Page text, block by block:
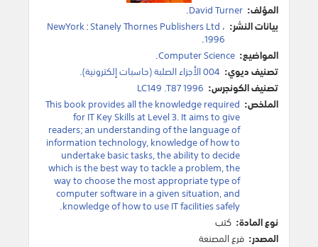
المؤلف: David Turner
.
بيانات النشر:
NewYork:Stanely Thornes Publishers Ltd ،
1996
.
المواضيع: Computer Science
.
تصنيف ديوي: 004 الأجزاء الصلبة (حاسبات إلكترونية).
تصنيف الكونجرس: LC149 .T87 1996
الملخص: This book provides all the knowledge required
for IT Key Skills at Level 3. It aims to give
readers; an understanding of the language of
information technology, knowledge of how to
undertake basic tasks, the ability to decide
which is the best way to tackle a problem, the
way to choose the most appropriate type of
computer software in a given situation, and
knowledge of how to use IT facilities safely.
نوع المادة: كتب
المصدر: فرع المصنعة